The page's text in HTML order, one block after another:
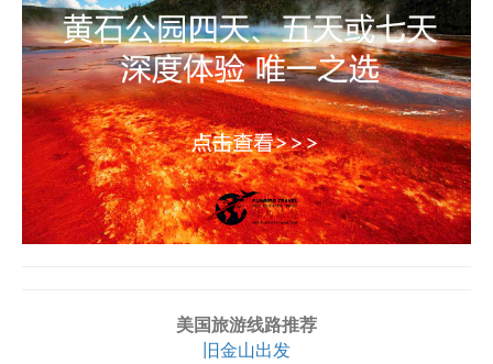
美国旅游线路推荐
旧金山出发